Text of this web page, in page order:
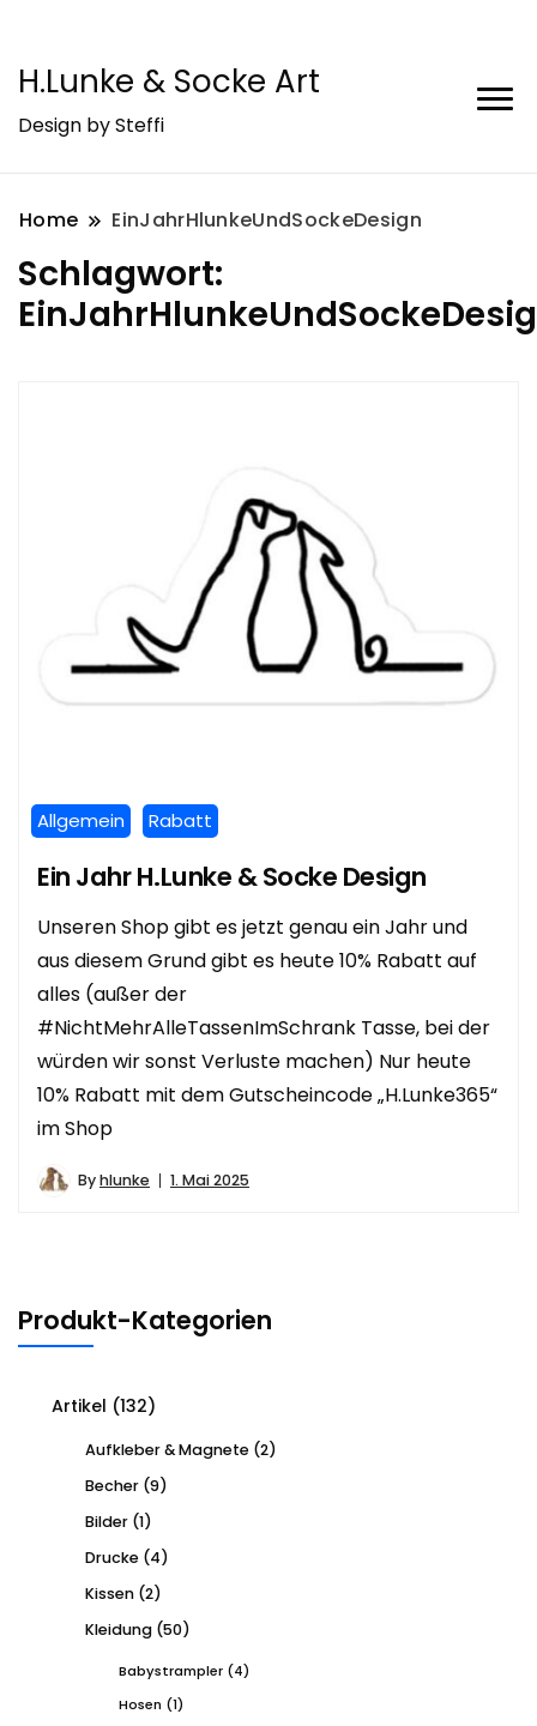
H.Lunke & Socke Art
Design by Steffi
Home EinJahrHlunkeUndSockeDesign
Schlagwort:
Allgemein Rabatt
Ein Jahr H.Lunke & Socke Design
Unseren Shop gibt es jetzt genau ein Jahr und
aus diesem Grund gibt es heute 10% Rabatt auf
alles (außer der
#NichtMehrAlleTassenImSchrank Tasse, bei der
würden wir sonst Verluste machen) Nur heute
10% Rabatt mit dem Gutscheincode „H.Lunke365“
im Shop
Byhlunke 1. Mai 2025
Produkt-Kategorien
Artikel (132)
Aufkleber & Magnete (2)
Becher (9)
Bilder (1)
Drucke (4)
Kissen (2)
Kleidung (50)
Babystrampler (4)
Hosen (1)